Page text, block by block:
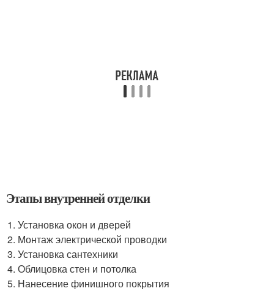
Этапы внутренней отделки
Установка окон и дверей
Монтаж электрической проводки
Установка сантехники
Облицовка стен и потолка
Нанесение финишного покрытия